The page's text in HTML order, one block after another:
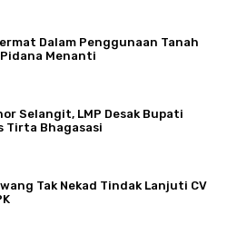
Dalam Penggunaan Tanah
Menanti
Selangit, LMP Desak Bupati
Tirta Bhagasasi
Tak Nekad Tindak Lanjuti CV